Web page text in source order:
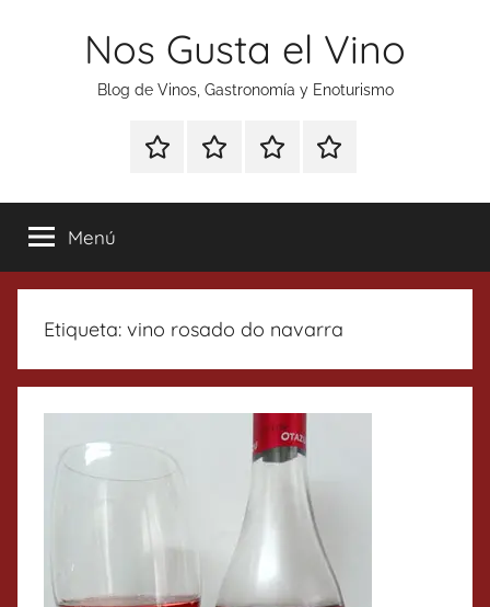
Nos Gusta el Vino
Blog de Vinos, Gastronomía y Enoturismo
Especial
Tonics
Enoturismo
Gastronomía
RankingContacto
Menú
Etiqueta: vino rosado do navarra